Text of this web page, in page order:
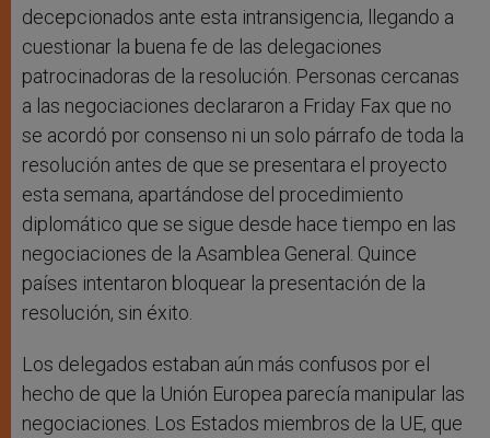
decepcionados ante esta intransigencia, llegando a
cuestionar la buena fe de las delegaciones
patrocinadoras de la resolución. Personas cercanas
a las negociaciones declararon a Friday Fax que no
se acordó por consenso ni un solo párrafo de toda la
resolución antes de que se presentara el proyecto
esta semana, apartándose del procedimiento
diplomático que se sigue desde hace tiempo en las
negociaciones de la Asamblea General. Quince
países intentaron bloquear la presentación de la
resolución, sin éxito.
Los delegados estaban aún más confusos por el
hecho de que la Unión Europea parecía manipular las
negociaciones. Los Estados miembros de la UE, que